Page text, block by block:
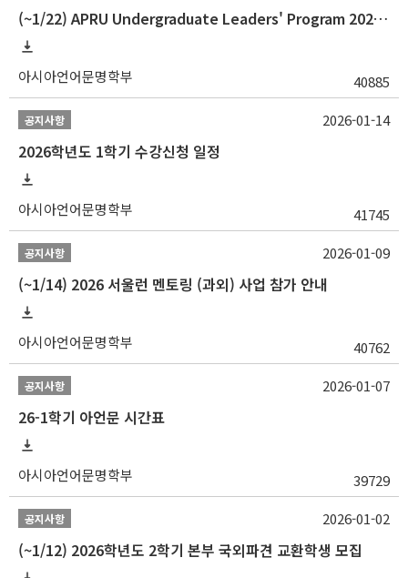
(~1/22) APRU Undergraduate Leaders' Program 2026 프로그램 참가자 모집
아시아언어문명학부 40885
공지사항
2026학년도 1학기 수강신청 일정
아시아언어문명학부 41745
2026-01-14
공지사항
(~1/14) 2026 서울런 멘토링 (과외) 사업 참가 안내
아시아언어문명학부 40762
2026-01-09
공지사항
26-1학기 아언문 시간표
아시아언어문명학부 39729
2026-01-07
공지사항
(~1/12) 2026학년도 2학기 본부 국외파견 교환학생 모집
2026-01-02